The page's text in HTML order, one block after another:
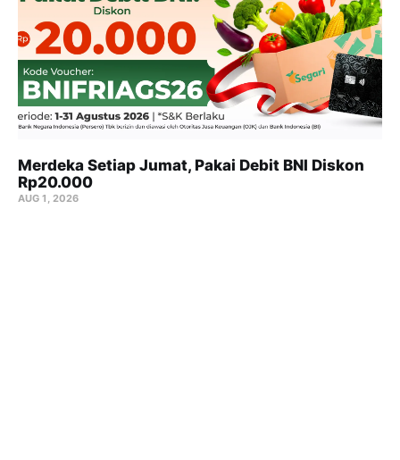
Merdeka Setiap Jumat, Pakai Debit BNI Diskon
Rp20.000
AUG 1, 2026